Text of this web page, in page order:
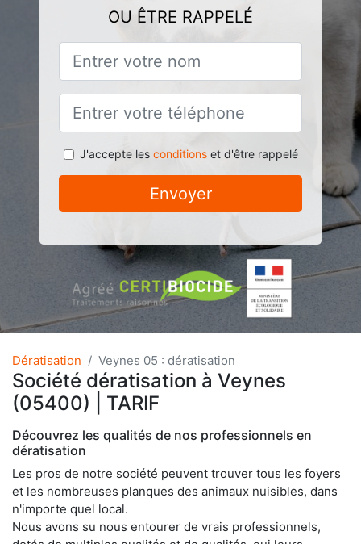
OU ÊTRE RAPPELÉ
J'accepte les conditionset d'être rappelé
Envoyer
Dératisation Veynes 05 : dératisation
Société dératisation à Veynes
(05400) | TARIF
Découvrez les qualités de nos professionnels en
dératisation
Les pros de notre société peuvent trouver tous les foyers
et les nombreuses planques des animaux nuisibles, dans
n'importe quel local.
Nous avons su nous entourer de vrais professionnels,